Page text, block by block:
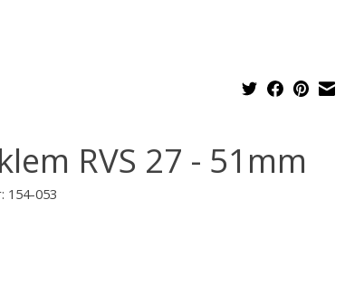
RVS 27 - 51mm
154-053